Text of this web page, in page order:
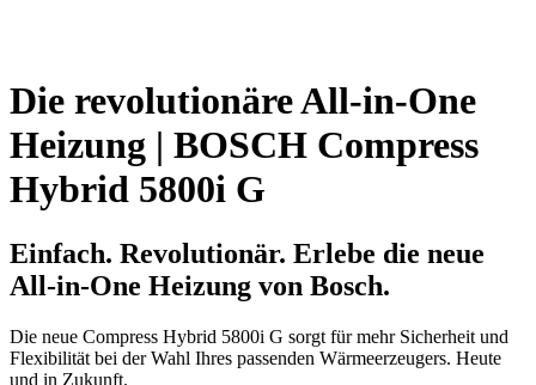
Die revolutionäre All-in-One
Heizung | BOSCH Compress
Hybrid 5800i G
Einfach. Revolutionär. Erlebe die neue
All-in-One Heizung von Bosch.
Die neue Compress Hybrid 5800i G sorgt für mehr Sicherheit und
Flexibilität bei der Wahl Ihres passenden Wärmeerzeugers. Heute
und in Zukunft.